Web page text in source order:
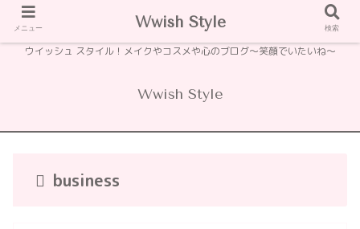
ウイッシュ スタイル！メイクやコスメや心のブログ〜笑顔でいたいね〜
Wwish Style
business
メニュー Wwish Style 検索